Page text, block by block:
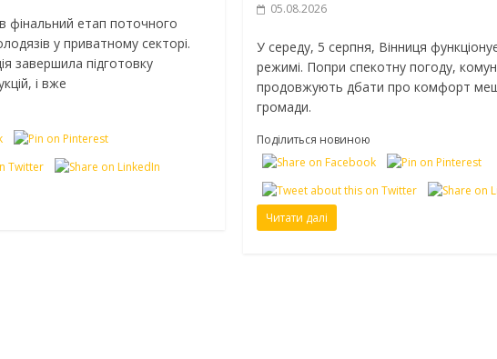
фінальний етап поточного
у приватному секторі.
завершила підготовку
і вже
05.08.2026
У середу, 5 серпня, Вінниця
режимі. Попри спекотну погоду,
продовжують дбати про комфорт
громади.
Поділиться новиною
Читати далі